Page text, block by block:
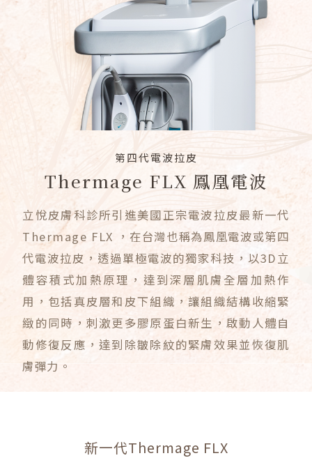
第四代電波拉皮
Thermage FLX 鳳凰電波
立悅皮膚科診所引進美國正宗電波拉皮最新一代
Thermage FLX ，在台灣也稱為鳳凰電波或第四
代電波拉皮，透過單極電波的獨家科技，以3D立
體容積式加熱原理，達到深層肌膚全層加熱作
用，包括真皮層和皮下組織，讓組織結構收縮緊
緻的同時，刺激更多膠原蛋白新生，啟動人體自
動修復反應，達到除皺除紋的緊膚效果並恢復肌
膚彈力。
新一代Thermage FLX